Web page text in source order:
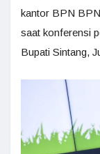
kantor BPN
saat konferensi
Bupati Sintang,